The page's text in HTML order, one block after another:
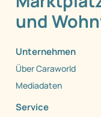
und
Unternehmen
Über Caraworld
Mediadaten
Service